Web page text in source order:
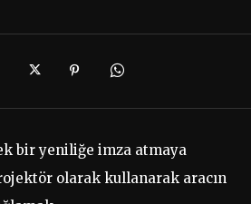
bir yeniliğe imza atmaya
olarak kullanarak aracın